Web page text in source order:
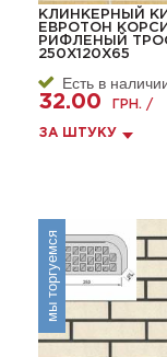
КЛИНКЕРНЫЙ
ЕВРОТОН
РИФЛЕНЫЙ
250Х120Х65
Есть в
32.00 ГРН. /
ЗА ШТУКУ
мы торгуемся